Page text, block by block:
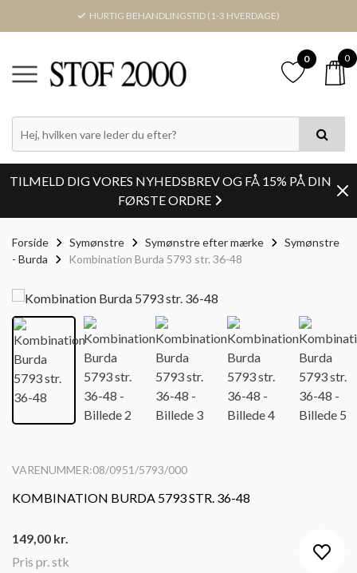
HURTIG BEHANDLINGSTID (1-3 HVERDAGE)
0 0
TILMELD DIG VORES NYHEDSBREV OG FÅ 15% PÅ DIN
FØRSTE ORDRE
Forside Symønstre Symønstre efter mærke
Symønstre
- Burda
Kombination Burda 5793 str. 36-48
VARENUMMER:08/0951/5793/000
KOMBINATION BURDA 5793 STR. 36-48
Pris pr. stk
149,00 kr.